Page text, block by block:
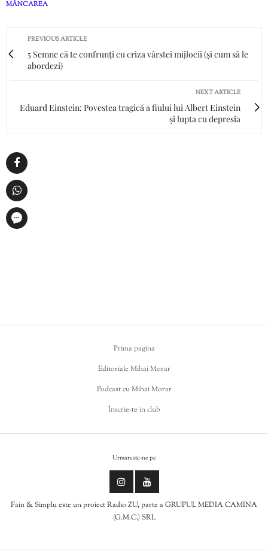
MÂNCAREA
PREVIOUS ARTICLE
5 Semne că te confrunți cu criza vârstei mijlocii (și cum să le
abordezi)
NEXT ARTICLE
Eduard Einstein: Povestea tragică a fiului lui Albert Einstein
și lupta cu depresia
Prima pagina
Editoriale Mihai Morar
Podcast cu Mihai Morar
Înscrie-te in club
Urmareste-ne pe
Fain & Simplu este un proiect Radio ZU, parte a GRUPUL MEDIA CAMINA
(G.M.C.) SRL